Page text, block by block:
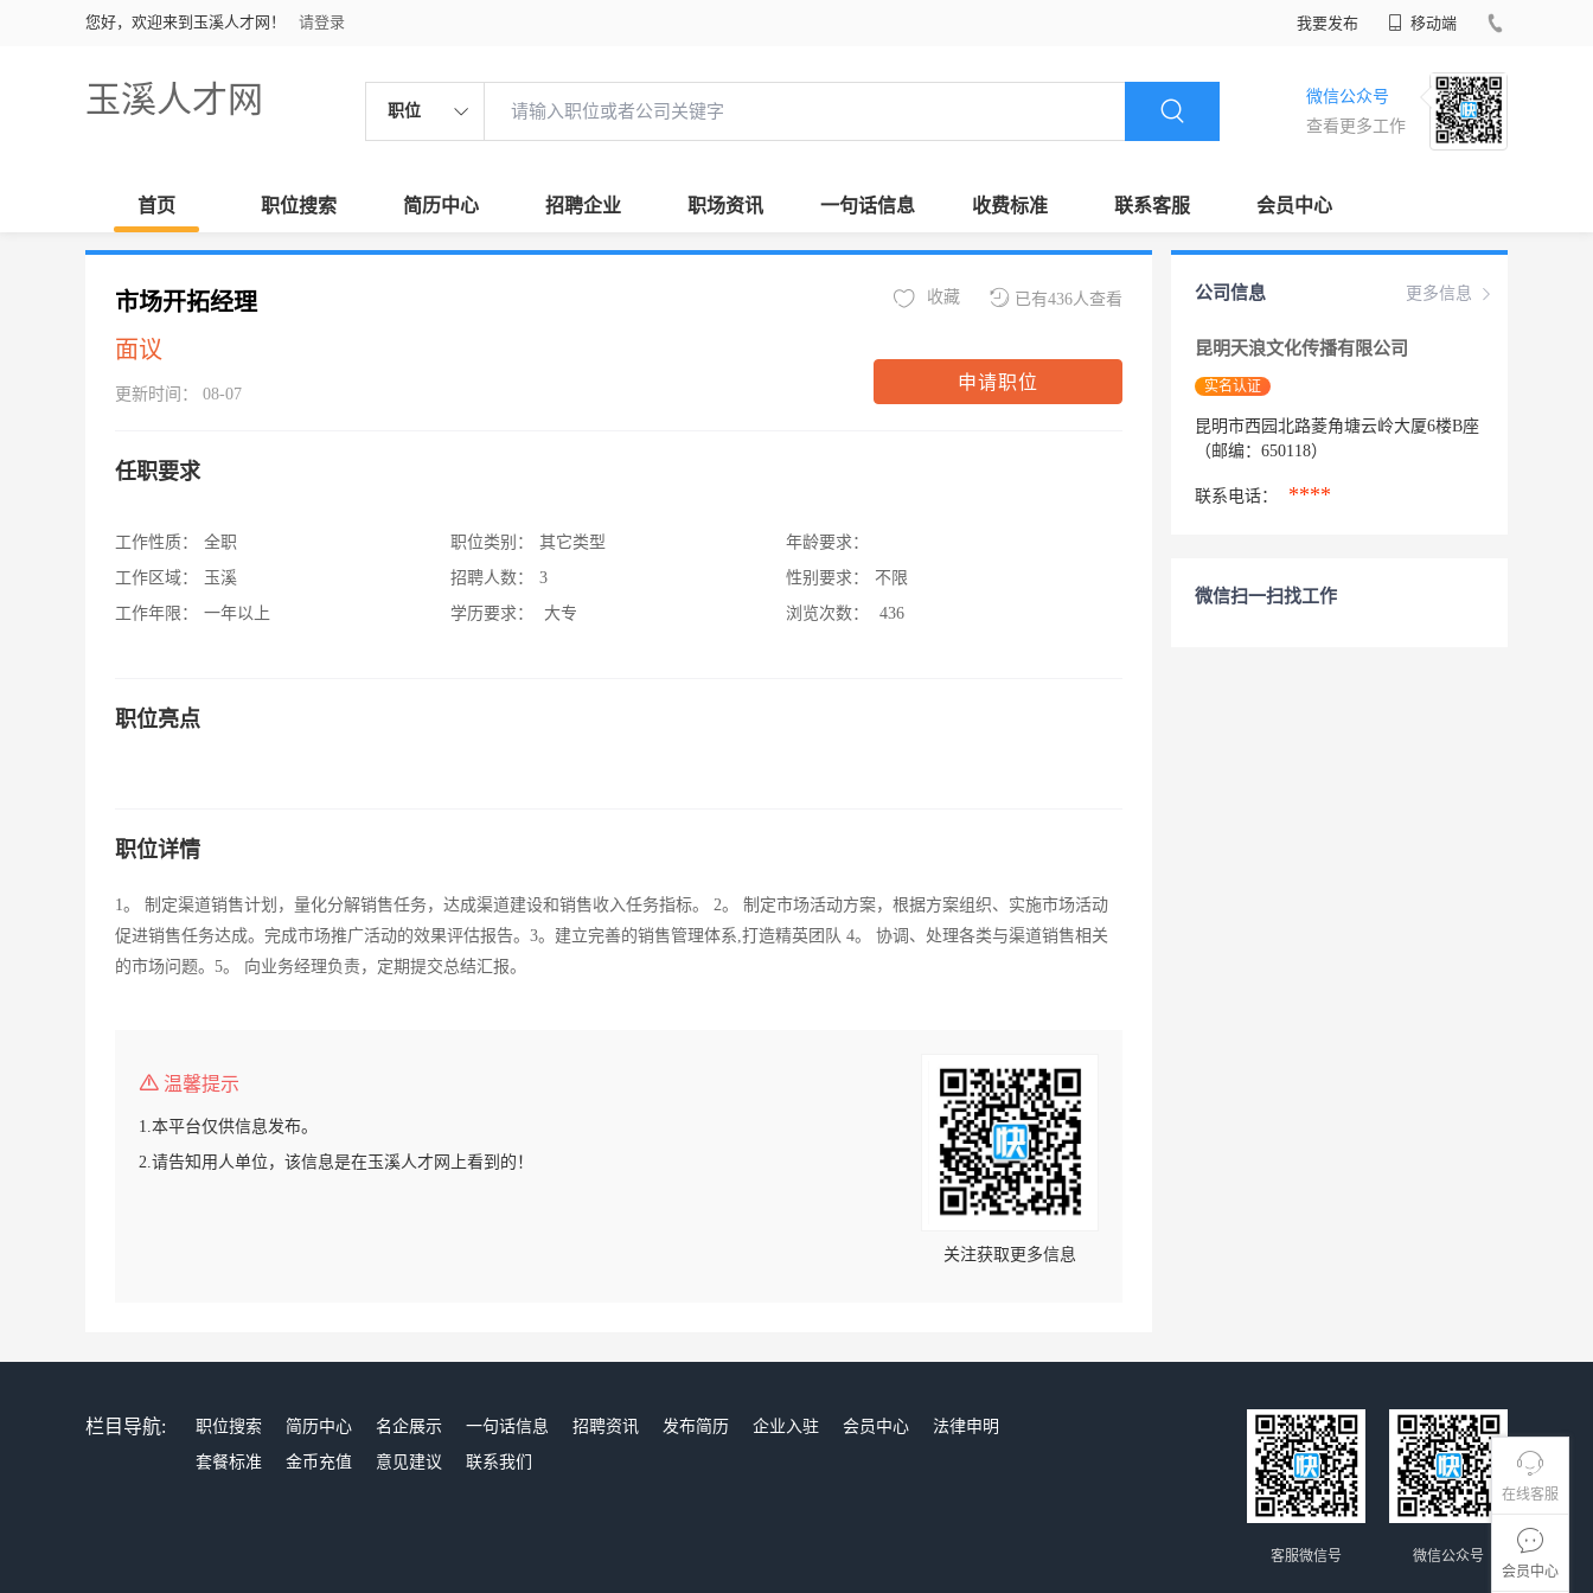
您好，欢迎来到玉溪人才网！ 请登录 我要发布 移动端
玉溪人才网 职位
微信公众号
查看更多工作
首页 职位搜索 简历中心 招聘企业 职场资讯 一句话信息 收费标准 联系客服 会员中心
在线客服
会员中心
市场开拓经理
面议
更新时间： 08-07
已有436人查看
收藏
申请职位
任职要求
工作性质：
全职
工作区域：
玉溪
工作年限：
一年以上
职位类别：
其它类型
招聘人数：
3
学历要求：
大专
年龄要求：
性别要求：
不限
浏览次数：
436
职位亮点
职位详情
1。 制定渠道销售计划，量化分解销售任务，达成渠道建设和销售收入任务指标。 2。 制定市场活动方案，根据方案组织、实施市场活动
促进销售任务达成。完成市场推广活动的效果评估报告。3。建立完善的销售管理体系,打造精英团队 4。 协调、处理各类与渠道销售相关
的市场问题。5。 向业务经理负责，定期提交总结汇报。
温馨提示
1.本平台仅供信息发布。
2.请告知用人单位，该信息是在玉溪人才网上看到的！
关注获取更多信息
更多信息
公司信息
昆明天浪文化传播有限公司
实名认证
昆明市西园北路菱角塘云岭大厦6楼B座
（邮编：650118）
联系电话： ****
微信扫一扫找工作
栏目导航: 职位搜索 简历中心 名企展示 一句话信息 招聘资讯 发布简历 企业入驻 会员中心
法律申明
套餐标准
金币充值 意见建议 联系我们
微信公众号
客服微信号